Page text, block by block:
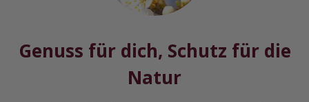
Genuss für dich, Schutz für die
Natur